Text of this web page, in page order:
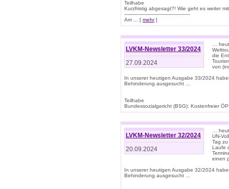
Teilhabe
Kurzfristig abgesagt?! Wie geht es weiter
-------------------------------------------
Am ... [ mehr]
LVKM-Newsletter 33/2024
27.09.2024
…
die
von
In unserer heutigen Ausgabe 33/2024
Behinderung ausgesucht ...
Teilhabe
Bundessozialgericht (BSG): Kostenfreier
LVKM-Newsletter 32/2024
20.09.2024
…
UN-
Tag
Laufe
einen
In unserer heutigen Ausgabe 32/2024
Behinderung ausgesucht ...